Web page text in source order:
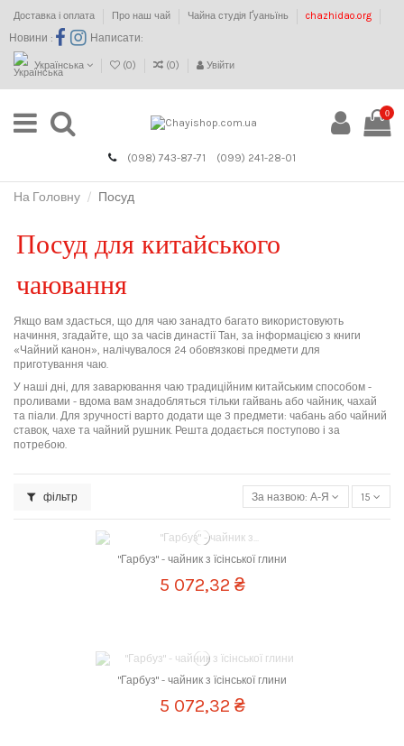
Доставка і оплата Про наш чай Чайна студія Ґуаньїнь chazhidao.org
Новини : Написати:
Українська (0) (0) Увійти
0
(098) 743-87-71 (099) 241-28-01
На Головну Посуд
Посуд для китайського
чаювання
Якщо вам здасться, що для чаю занадто багато використовують
начиння, згадайте, що за часів династії Тан, за інформацією з книги
«Чайний канон», налічувалося 24 обов'язкові предмети для
приготування чаю.
У наші дні, для заварювання чаю традиційним китайським способом -
проливами - вдома вам знадобляться тільки гайвань або чайник, чахай
та піали. Для зручності варто додати ще 3 предмети: чабань або чайний
ставок, чахе та чайний рушник. Решта додається поступово і за
потребою.
фільтр За назвою: А-Я 15
Об `єм
"Гарбуз" - чайник з їсінської глини
5 072,32 ₴
Об `єм
"Гарбуз" - чайник з їсінської глини
5 072,32 ₴